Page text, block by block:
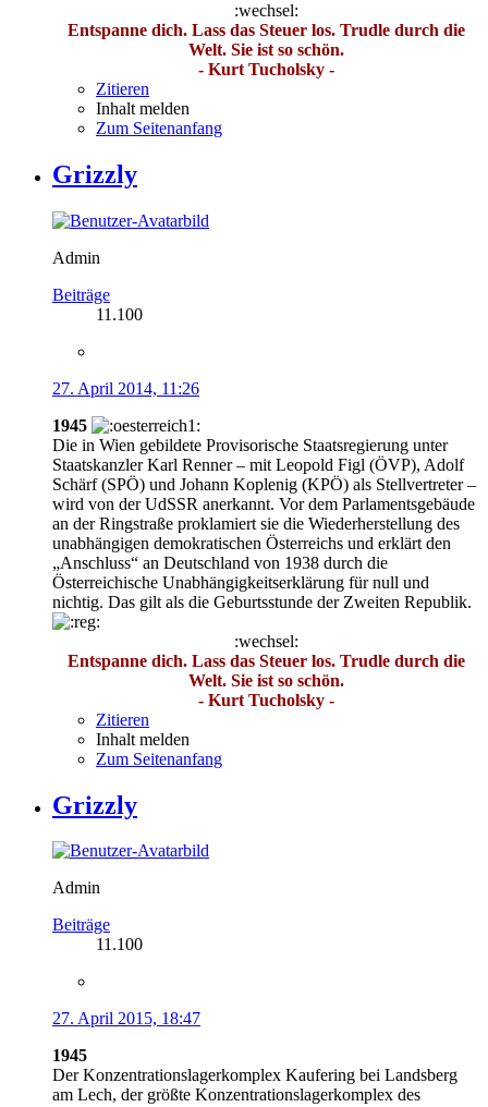
:wechsel:
Entspanne dich. Lass das Steuer los. Trudle durch die
Welt. Sie ist so schön.
- Kurt Tucholsky -
Zitieren
Inhalt melden
Zum Seitenanfang
Grizzly
Admin
Beiträge
11.100
27. April 2014, 11:26
1945
Die in Wien gebildete Provisorische Staatsregierung unter
Staatskanzler Karl Renner – mit Leopold Figl (ÖVP), Adolf
Schärf (SPÖ) und Johann Koplenig (KPÖ) als Stellvertreter –
wird von der UdSSR anerkannt. Vor dem Parlamentsgebäude
an der Ringstraße proklamiert sie die Wiederherstellung des
unabhängigen demokratischen Österreichs und erklärt den
„Anschluss“ an Deutschland von 1938 durch die
Österreichische Unabhängigkeitserklärung für null und
nichtig. Das gilt als die Geburtsstunde der Zweiten Republik.
:wechsel:
Entspanne dich. Lass das Steuer los. Trudle durch die
Welt. Sie ist so schön.
- Kurt Tucholsky -
Zitieren
Inhalt melden
Zum Seitenanfang
Grizzly
Admin
Beiträge
11.100
27. April 2015, 18:47
1945
Der Konzentrationslagerkomplex Kaufering bei Landsberg
am Lech, der größte Konzentrationslagerkomplex des